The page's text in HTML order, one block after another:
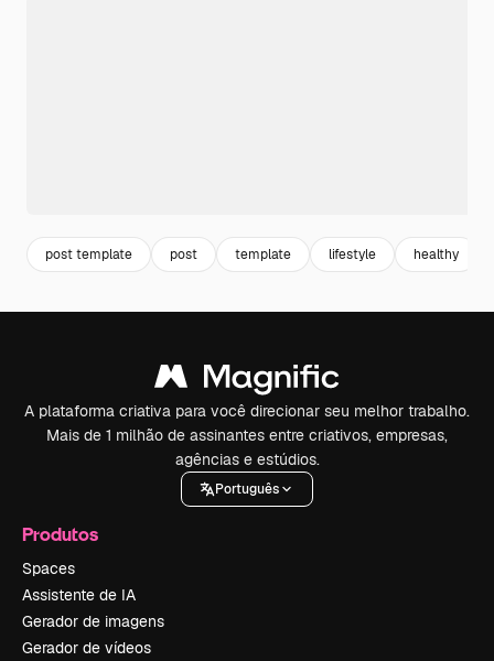
post template post template lifestyle healthy
A plataforma criativa para você direcionar seu melhor trabalho.
Mais de 1 milhão de assinantes entre criativos, empresas,
agências e estúdios.
Português
Produtos
Spaces
Assistente de IA
Gerador de imagens
Gerador de vídeos